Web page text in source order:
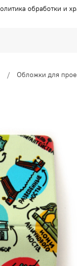
обработки и
Обложки для